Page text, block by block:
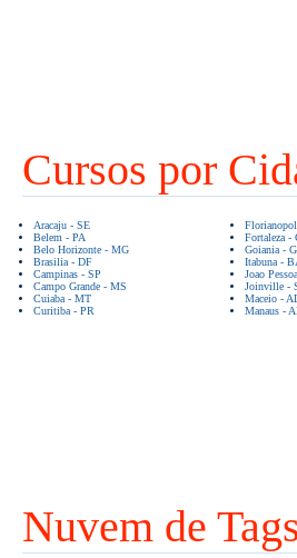
Cursos por
Aracaju - SE
Belem - PA
Belo Horizonte - MG
Brasilia - DF
Campinas - SP
Campo Grande - MS
Cuiaba - MT
Curitiba - PR
Fortaleza -
Goiania -
Itabuna -
Joao
Joinville -
Maceio -
Manaus -
Nuvem de